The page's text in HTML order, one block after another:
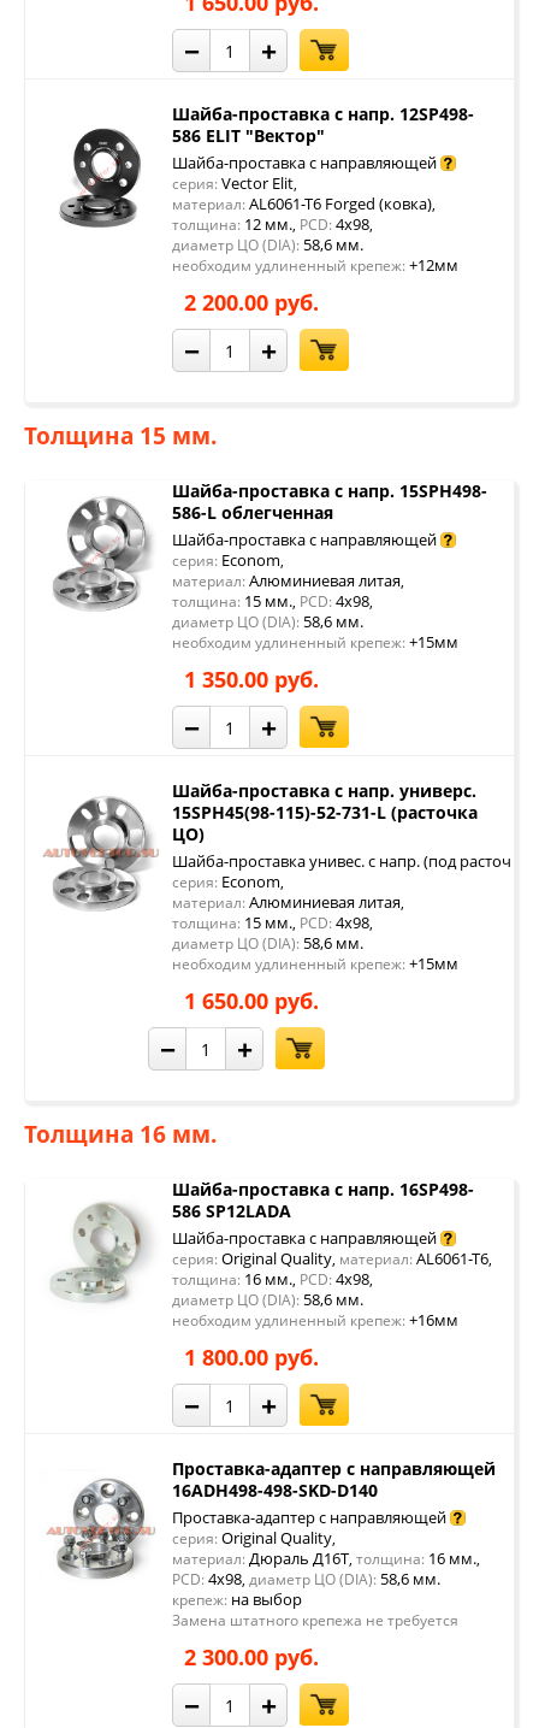
− +
Шайба-проставка с напр. 12SP498-
586 ELIT "Вектор"
Шайба-проставка с направляющей
серия: Vector Elit,
материал: AL6061-T6 Forged (ковка),
толщина: 12 мм., PCD: 4x98,
диаметр ЦО (DIA): 58,6 мм.
необходим удлиненный крепеж: +12мм
2 200.00 руб.
− +
Толщина 15 мм.
Шайба-проставка с напр. 15SPH498-
586-L облегченная
Шайба-проставка с направляющей
серия: Econom,
материал: Алюминиевая литая,
толщина: 15 мм., PCD: 4x98,
диаметр ЦО (DIA): 58,6 мм.
необходим удлиненный крепеж: +15мм
1 350.00 руб.
− +
Шайба-проставка с напр. универс.
15SPH45(98-115)-52-731-L (расточка
ЦО)
Шайба-проставка унивес. с напр. (под расточку
серия: Econom,
материал: Алюминиевая литая,
толщина: 15 мм., PCD: 4x98,
диаметр ЦО (DIA): 58,6 мм.
необходим удлиненный крепеж: +15мм
1 650.00 руб.
− +
Толщина 16 мм.
Шайба-проставка с напр. 16SP498-
586 SP12LADA
Шайба-проставка с направляющей
серия: Original Quality, материал: AL6061-T6,
толщина: 16 мм., PCD: 4x98,
диаметр ЦО (DIA): 58,6 мм.
необходим удлиненный крепеж: +16мм
1 800.00 руб.
− +
Проставка-адаптер с направляющей
16ADH498-498-SKD-D140
Проставка-адаптер с направляющей
серия: Original Quality,
материал: Дюраль Д16Т, толщина: 16 мм.,
PCD: 4x98, диаметр ЦО (DIA): 58,6 мм.
крепеж: на выбор
Замена штатного крепежа не требуется
2 300.00 руб.
− +